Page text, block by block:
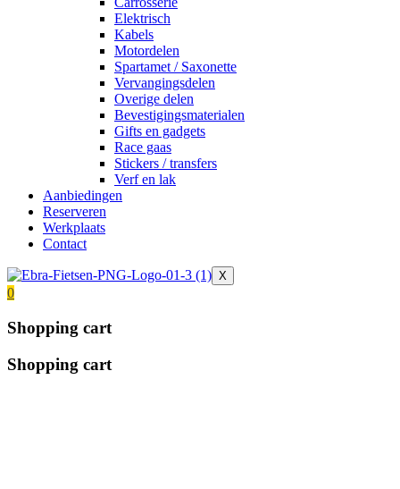
Elektrisch
Kabels
Motordelen
Spartamet / Saxonette
Vervangingsdelen
Overige delen
Bevestigingsmaterialen
Gifts en gadgets
Race gaas
Stickers / transfers
Verf en lak
Aanbiedingen
Reserveren
Werkplaats
Contact
X
0
Shopping cart
Shopping cart